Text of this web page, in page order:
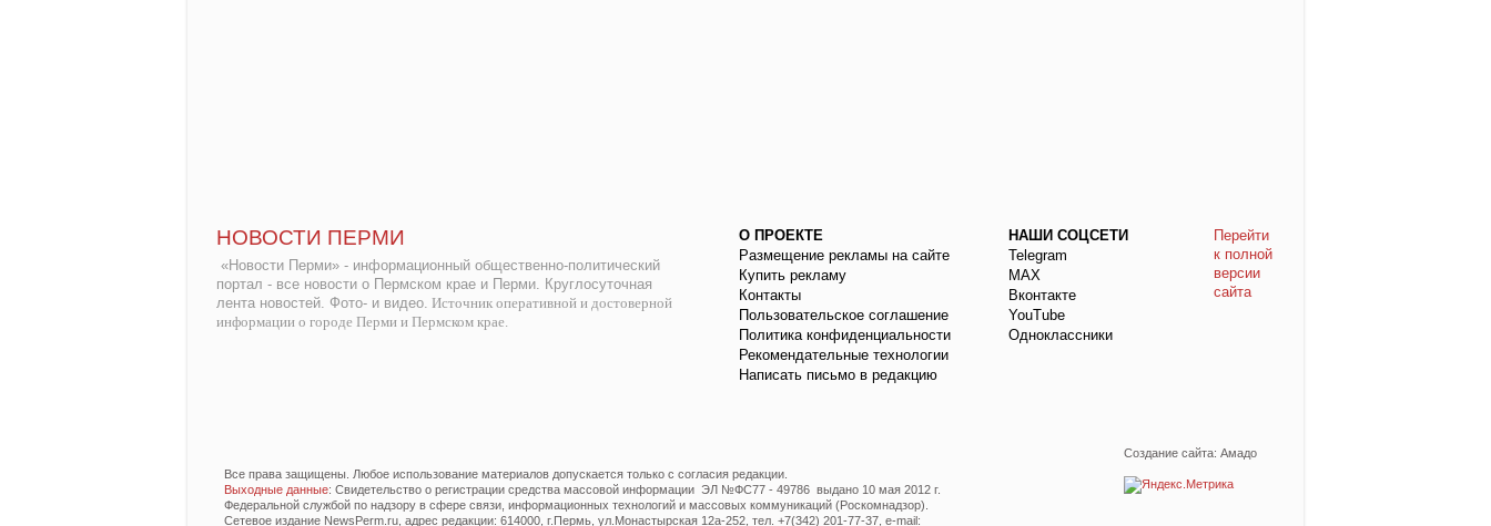
НОВОСТИ ПЕРМИ
«Новости Перми» - информационный общественно-политический
портал - все новости о Пермском крае и Перми. Круглосуточная
лента новостей. Фото- и видео. Источник оперативной и достоверной
информации о городе Перми и Пермском крае.
О ПРОЕКТЕ
Размещение рекламы на сайте
Купить рекламу
Контакты
Пользовательское соглашение
Политика конфиденциальности
Рекомендательные технологии
Написать письмо в редакцию
НАШИ СОЦСЕТИ
Telegram
МАХ
Вконтакте
YouTube
Одноклассники
Перейти
к полной
версии
сайта
Создание сайта: Амадо
Все права защищены. Любое использование материалов допускается только с согласия редакции.
Выходные данные: Свидетельство о регистрации средства массовой информации ЭЛ №ФС77 - 49786 выдано 10 мая 2012 г.
Федеральной службой по надзору в сфере связи, информационных технологий и массовых коммуникаций (Роскомнадзор).
Сетевое издание NewsPerm.ru, адрес редакции: 614000, г.Пермь, ул.Монастырская 12а-252, тел. +7(342) 201-77-37, e-mail: